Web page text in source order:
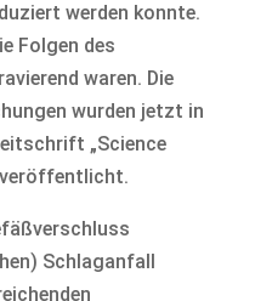
werden konnte.
Folgen des
waren. Die
wurden jetzt in
„Science
Schlaganfall